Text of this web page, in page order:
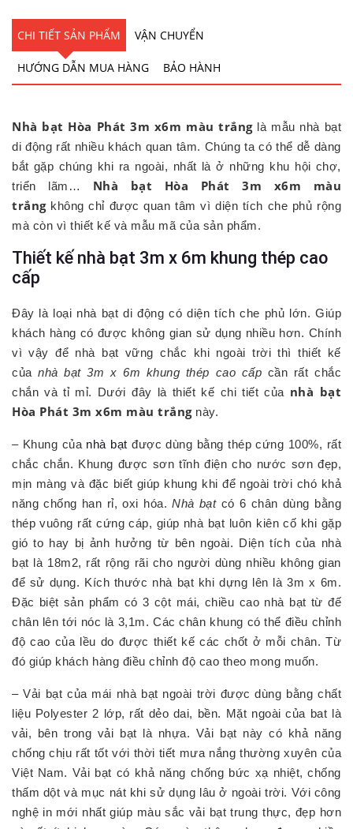
CHI TIẾT SẢN PHẨM VẬN CHUYỂN
HƯỚNG DẪN MUA HÀNG BẢO HÀNH
Nhà bạt Hòa Phát 3m x6m màu trắnglà mẫu nhà bạt
di động rất nhiều khách quan tâm. Chúng ta có thể dễ dàng
bắt gặp chúng khi ra ngoài, nhất là ở những khu hội chợ,
triển lãm… Nhà bạt Hòa Phát 3m x6m màu
trắngkhông chỉ được quan tâm vì diện tích che phủ rộng
mà còn vì thiết kế và mẫu mã của sản phẩm.
Thiết kế nhà bạt 3m x 6m khung thép cao
cấp
Đây là loại nhà bạt di động có diện tích che phủ lớn. Giúp
khách hàng có được không gian sử dụng nhiều hơn. Chính
vì vậy để nhà bạt vững chắc khi ngoài trời thì thiết kế
củanhà bạt 3m x 6m khung thép cao cấp cần rất chắc
chắn và tỉ mỉ. Dưới đây là thiết kế chi tiết của nhà bạt
Hòa Phát 3m x6m màu trắngnày.
– Khung của nhà bạt được dùng bằng thép cứng 100%, rất
chắc chắn. Khung được sơn tĩnh điện cho nước sơn đẹp,
mịn màng và đặc biết giúp khung khi để ngoài trời chó khả
năng chống han rỉ, oxi hóa.Nhà bạtcó 6 chân dùng bằng
thép vuông rất cứng cáp, giúp nhà bạt luôn kiên cố khi gặp
gió to hay bị ảnh hưởng từ bên ngoài. Diện tích của nhà
bạt là 18m2, rất rộng rãi cho người dùng nhiều không gian
để sử dụng. Kích thước nhà bạt khi dựng lên là 3m x 6m.
Đặc biệt sản phẩm có 3 cột mái, chiều cao nhà bạt từ đế
chân lên tới nóc là 3,1m. Các chân khung có thể điều chỉnh
độ cao của lều do được thiết kế các chốt ở mỗi chân. Từ
đó giúp khách hàng điều chỉnh độ cao theo mong muốn.
– Vải bạt của mái nhà bạt ngoài trời được dùng bằng chất
liệu Polyester 2 lớp, rất dẻo dai, bền. Mặt ngoài của bat là
vải, bên trong vải bạt là nhựa. Vải bạt này có khả năng
chống chịu rất tốt với thời tiết mưa nắng thường xuyên của
Việt Nam. Vải bạt có khả năng chống bức xạ nhiệt, chống
thấm dột và mục nát khi sử dụng lâu ở ngoài trời. Với công
nghệ in mới nhất giúp màu sắc vải bạt trung thực, đẹp hơn